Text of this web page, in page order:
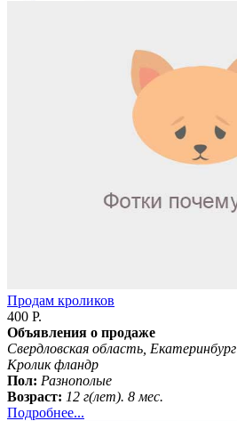
Продам кроликов
400 Р.
Объявления о продаже
Свердловская область, Екатеринбург
Кролик фландр
Пол: Разнополые
Возраст: 12 г(лет). 8 мес.
Подробнее...